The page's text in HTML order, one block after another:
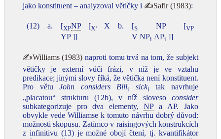
jako konstituent – analyzoval větičky i ✍Safir (1983):
(12) a. [XPNP[X‘ X
YP ]]
b. [S NP [VP
V NPi APi ]]
✍Williams (1983) naproti tomu trvá na tom, že subjekt
větičky je externí vůči frázi, v níž je ve vztahu
predikace; jinými slovy říká, že větička není konstituent.
Pro větuJohn considers Billi sicki tak navrhuje
„placatou“ strukturu (12b), v níž sloveso consider
subkategorizuje pro dva elementy,NPa AP. Jako
obvykle vede Williamse k tomuto návrhu dobrý důvod:
možnosti skopusu. Zatímco v raisingových konstrukcích
z infinitivu (13) je možné obojí čtení, tj. kvantifikátor